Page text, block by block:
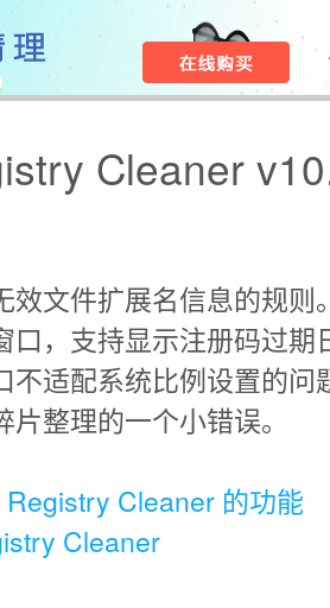
Cleaner
效文件扩展名信息的规则
口，支持显示注册码过期
不适配系统比例设置的问
整理的一个小错误。
Cleaner 的功能
Cleaner